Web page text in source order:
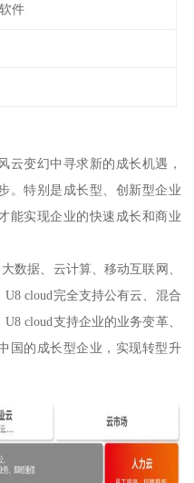
件
云变幻中寻求新的成长机遇，
。特别是成长型、创新型企业
能实现企业的快速成长和商业
数据、云计算、移动互联网、
cloud完全支持公有云、混合
cloud支持企业的业务变革、
国的成长型企业，实现转型升